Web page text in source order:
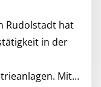
Rudolstadt hat
in der
Mit…